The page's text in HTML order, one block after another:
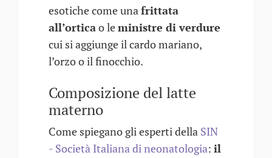
esotiche come unafrittata
all’orticao leministre di verdure
cui si aggiunge il cardo mariano,
l’orzo o il finocchio.
Composizione del latte
materno
Come spiegano gli esperti della SIN
- Società Italiana di neonatologia: il